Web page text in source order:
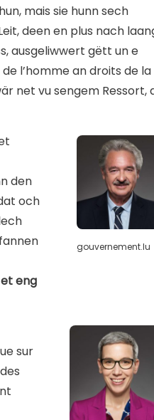
mais sie hunn sech
deen en plus nach
ausgeliwwert gëtt un e
l’homme an droits de la
net vu sengem Ressort,
gouvernement.lu
den
och
eng
sur